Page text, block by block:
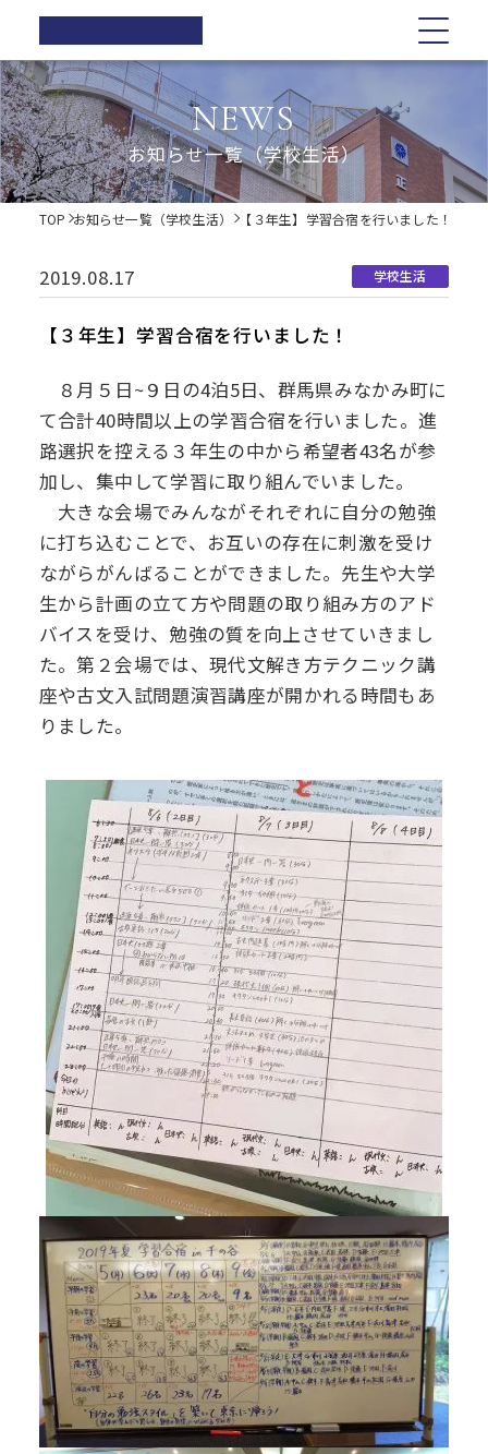
正則高等
学校
学校紹介
正則高等学校の3つの柱
校長ご挨拶
歴史・伝統
制服紹介
教育の特色
正則教育の全体図
学習指導
教科紹介
教育内容
生活指導
後援会
学校生活
年間行事
体育祭
学院祭
学習旅行
入試情報
オープンスクール・学校説明会
募集要項
Web出願について
入試Q&A
在校生の方へ
卒業生の方へ
各種証明書の発行
同窓会
学校紹介
正則高等学校の3つの柱
校長ご挨拶
教育の特色
正則教育の全体図
進路指導
進路実績
卒業生の声
生活指導
PTA
後援会
学校生活
学習旅行
体験学習
学院祭特設ページ
生徒会・部活動
Web出願について
入試Q&A
学費軽減・助成制度
お問い合わせ
卒業生の方へ
各種証明書の発行
同窓会
デジタルパンフレット
資料請求
アクセス
NEWS
お知らせ一覧（学校生活）
TOP お知らせ一覧（学校生活） 【３年生】学習合宿を行いました！
2019.08.17 学校生活
【３年生】学習合宿を行いました！
８月５日~９日の4泊5日、群馬県みなかみ町に
て合計40時間以上の学習合宿を行いました。進
路選択を控える３年生の中から希望者43名が参
加し、集中して学習に取り組んでいました。
大きな会場でみんながそれぞれに自分の勉強
に打ち込むことで、お互いの存在に刺激を受け
ながらがんばることができました。先生や大学
生から計画の立て方や問題の取り組み方のアド
バイスを受け、勉強の質を向上させていきまし
た。第２会場では、現代文解き方テクニック講
座や古文入試問題演習講座が開かれる時間もあ
りました。